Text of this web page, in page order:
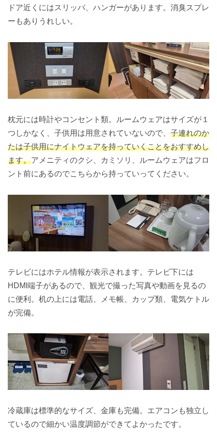
ドア近くにはスリッパ、ハンガーがあります。消臭スプレ
ーもありうれしい。
枕元には時計やコンセント類。ルームウェアはサイズが１
つしかなく、子供用は用意されていないので、 子連れのか
たは子供用にナイトウェアを持っていくことをおすすめし
ます。アメニティのクシ、カミソリ、ルームウェアはフロ
ント前にあるのでこちらから持っていってください。
テレビにはホテル情報が表示されます。テレビ下には
HDMI端子があるので、観光で撮った写真や動画を見るの
に便利。机の上には電話、メモ帳、カップ類、電気ケトル
が完備。
冷蔵庫は標準的なサイズ、金庫も完備。エアコンも独立し
ているので細かい温度調節ができてよかったです。